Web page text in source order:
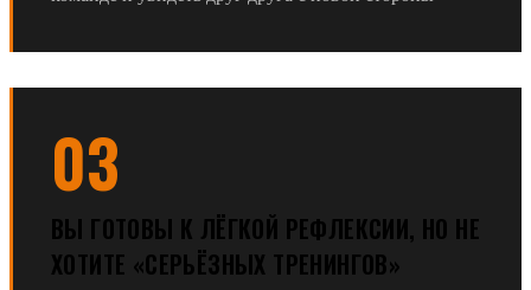
03
ВЫ ГОТОВЫ К ЛЁГКОЙ РЕФЛЕКСИИ, НО НЕ
ХОТИТЕ «СЕРЬЁЗНЫХ ТРЕНИНГОВ»